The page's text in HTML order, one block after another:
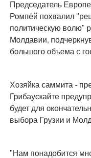
Председатель
Ромпёй похвалил
политическую волю"
Молдавии,
большого объема с
Хозяйка саммита -
Грибаускайте
будет для
выбора Грузии и
"Нам понадобится